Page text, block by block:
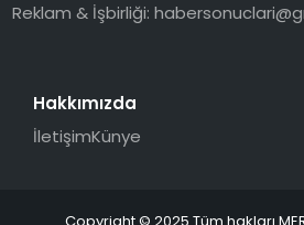
Reklam & İşbirliği:
Hakkımızda
İletişimKünye